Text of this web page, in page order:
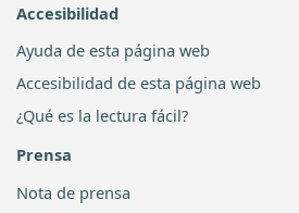
Accesibilidad
Ayuda de esta página web
Accesibilidad de esta página web
¿Qué es la lectura fácil?
Prensa
Nota de prensa